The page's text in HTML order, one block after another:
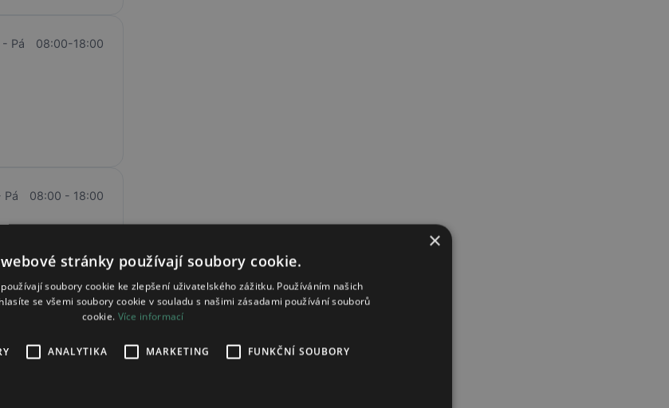
- Pá 08:00-18:00
Pá 08:00 - 18:00
07:30 - 17:00
×
stránky používají soubory cookie.
soubory cookie ke zlepšení uživatelského zážitku. Používáním našich
se všemi soubory cookie v souladu s našimi zásadami používání souborů
cookie. Více informací
ANALYTIKA MARKETING FUNKČNÍ SOUBORY